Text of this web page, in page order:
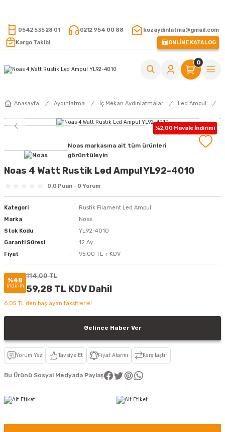
0542 535 28 01 0212 954 00 88
kozaydinlatma@gmail.com
Kargo Takibi
ONLİNE KATALOG
0
Anasayfa Aydınlatma İç Mekan Aydınlatmalar Led Ampul
%2,00 Havale İndirimi
Noas markasına ait tüm ürünleri
görüntüleyin
Noas 4 Watt Rustik Led Ampul YL92-4010
0.0 Puan - 0 Yorum
Kategori
Rustik Filament Led Ampul
Marka
Noas
Stok Kodu
YL92-4010
Garanti Süresi
12 Ay
Fiyat
95,00 TL + KDV
%48
indirim
114,00 TL
59,28 TL KDV Dahil
6,05 TL den başlayan taksitlerle!
Gelince Haber Ver
Yorum Yaz Tavsiye Et Fiyat Alarmı Karşılaştır
Bu Ürünü Sosyal Medyada Paylaş